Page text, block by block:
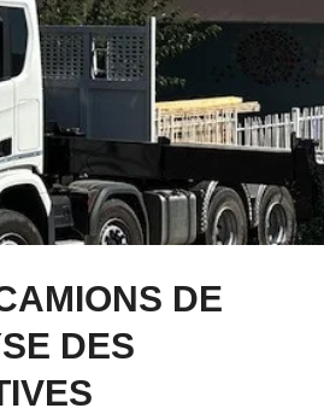
DE
DES